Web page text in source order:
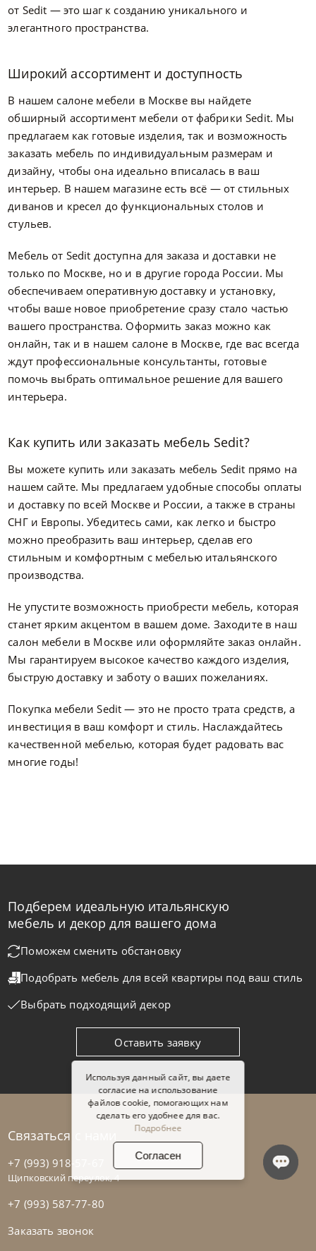
от Sedit — это шаг к созданию уникального и
элегантного пространства.
Широкий ассортимент и доступность
В нашем салоне мебели в Москве вы найдете
обширный ассортимент мебели от фабрики Sedit. Мы
предлагаем как готовые изделия, так и возможность
заказать мебель по индивидуальным размерам и
дизайну, чтобы она идеально вписалась в ваш
интерьер. В нашем магазине есть всё — от стильных
диванов и кресел до функциональных столов и
стульев.
Мебель от Sedit доступна для заказа и доставки не
только по Москве, но и в другие города России. Мы
обеспечиваем оперативную доставку и установку,
чтобы ваше новое приобретение сразу стало частью
вашего пространства. Оформить заказ можно как
онлайн, так и в нашем салоне в Москве, где вас всегда
ждут профессиональные консультанты, готовые
помочь выбрать оптимальное решение для вашего
интерьера.
Как купить или заказать мебель Sedit?
Вы можете купить или заказать мебель Sedit прямо на
нашем сайте. Мы предлагаем удобные способы оплаты
и доставку по всей Москве и России, а также в страны
СНГ и Европы. Убедитесь сами, как легко и быстро
можно преобразить ваш интерьер, сделав его
стильным и комфортным с мебелью итальянского
производства.
Не упустите возможность приобрести мебель, которая
станет ярким акцентом в вашем доме. Заходите в наш
салон мебели в Москве или оформляйте заказ онлайн.
Мы гарантируем высокое качество каждого изделия,
быструю доставку и заботу о ваших пожеланиях.
Покупка мебели Sedit — это не просто трата средств, а
инвестиция в ваш комфорт и стиль. Наслаждайтесь
качественной мебелью, которая будет радовать вас
многие годы!
Подберем идеальную итальянскую
мебель и декор для вашего дома
Поможем сменить обстановку
Подобрать мебель для всей квартиры под ваш стиль
Выбрать подходящий декор
Оставить заявку
Связаться с нами
+7 (993) 918-57-67
Щипковский переулок, 4
+7 (993) 587-77-80
Заказать звонок
Используя данный сайт, вы даете
согласие на использование
файлов cookie, помогающих нам
сделать его удобнее для вас.
Подробнее
Согласен